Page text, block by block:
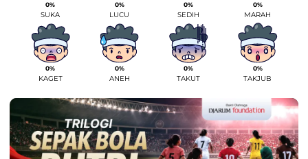
0%
SUKA
0%
LUCU
0%
SEDIH
0%
MARAH
0%
KAGET
0%
ANEH
0%
TAKUT
0%
TAKJUB